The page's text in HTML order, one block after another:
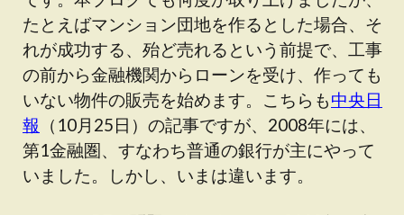
たとえばマンション団地を作るとした場合、そ
れが成功する、殆ど売れるという前提で、工事
の前から金融機関からローンを受け、作っても
いない物件の販売を始めます。こちらも中央日
報 （10月25日）の記事ですが、2008年には、
第1金融圏、すなわち普通の銀行が主にやって
いました。しかし、いまは違います。